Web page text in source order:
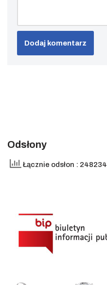
Odsłony
Łącznie odsłon : 248234